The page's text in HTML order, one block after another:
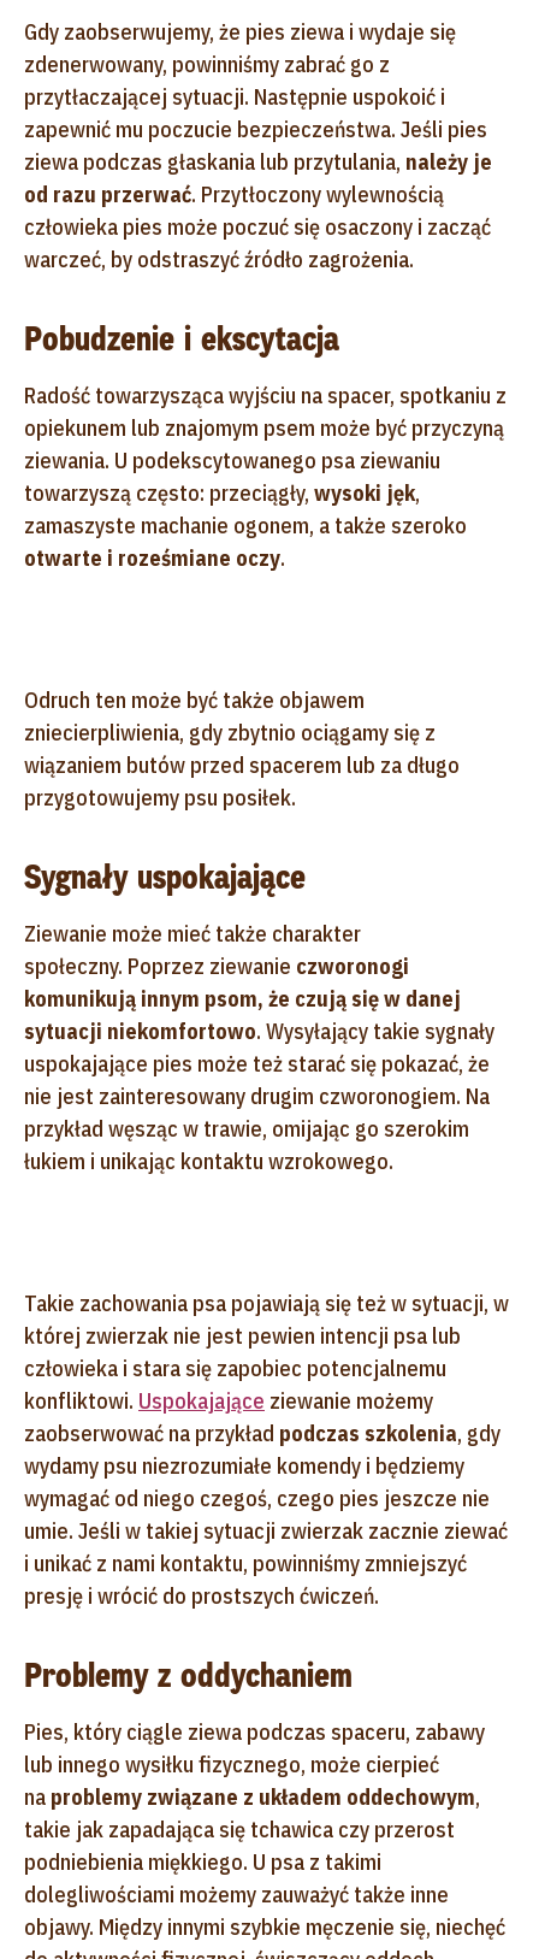
Gdy zaobserwujemy, że pies ziewa i wydaje się
zdenerwowany, powinniśmy zabrać go z
przytłaczającej sytuacji. Następnie uspokoić i
zapewnić mu poczucie bezpieczeństwa. Jeśli pies
ziewa podczas głaskania lub przytulania, należy je
od razu przerwać. Przytłoczony wylewnością
człowieka pies może poczuć się osaczony i zacząć
warczeć, by odstraszyć źródło zagrożenia.
Pobudzenie i ekscytacja
Radość towarzysząca wyjściu na spacer, spotkaniu z
opiekunem lub znajomym psem może być przyczyną
ziewania. U podekscytowanego psa ziewaniu
towarzyszą często: przeciągły, wysoki jęk,
zamaszyste machanie ogonem, a także szeroko
otwarte i roześmiane oczy.
Odruch ten może być także objawem
zniecierpliwienia, gdy zbytnio ociągamy się z
wiązaniem butów przed spacerem lub za długo
przygotowujemy psu posiłek.
Sygnały uspokajające
Ziewanie może mieć także charakter
społeczny. Poprzez ziewanie czworonogi
komunikują innym psom, że czują się w danej
sytuacji niekomfortowo. Wysyłający takie sygnały
uspokajające pies może też starać się pokazać, że
nie jest zainteresowany drugim czworonogiem. Na
przykład węsząc w trawie, omijając go szerokim
łukiem i unikając kontaktu wzrokowego.
Takie zachowania psa pojawiają się też w sytuacji, w
której zwierzak nie jest pewien intencji psa lub
człowieka i stara się zapobiec potencjalnemu
konfliktowi. Uspokajające ziewanie możemy
zaobserwować na przykład podczas szkolenia, gdy
wydamy psu niezrozumiałe komendy i będziemy
wymagać od niego czegoś, czego pies jeszcze nie
umie. Jeśli w takiej sytuacji zwierzak zacznie ziewać
i unikać z nami kontaktu, powinniśmy zmniejszyć
presję i wrócić do prostszych ćwiczeń.
Problemy z oddychaniem
Pies, który ciągle ziewa podczas spaceru, zabawy
lub innego wysiłku fizycznego, może cierpieć
na problemy związane z układem oddechowym,
takie jak zapadająca się tchawica czy przerost
podniebienia miękkiego. U psa z takimi
dolegliwościami możemy zauważyć także inne
objawy. Między innymi szybkie męczenie się, niechęć